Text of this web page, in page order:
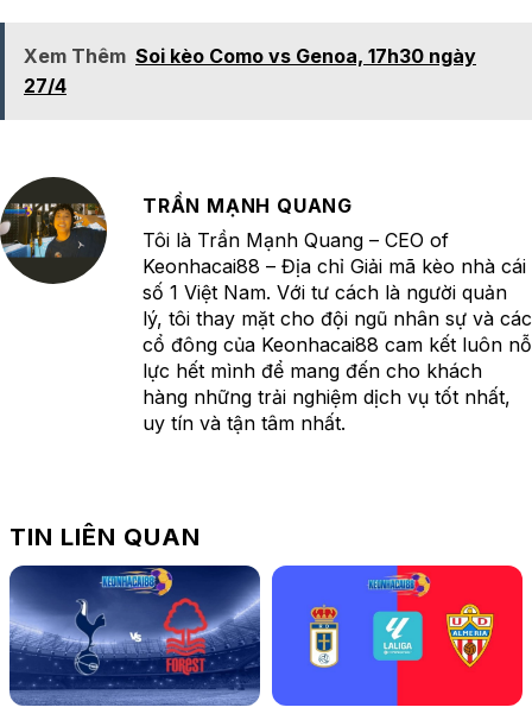
Xem Thêm Soi kèo Como vs Genoa, 17h30 ngày
27/4
TRẦN MẠNH QUANG
Tôi là Trần Mạnh Quang – CEO of
Keonhacai88 – Địa chỉ Giải mã kèo nhà cái
số 1 Việt Nam. Với tư cách là người quản
lý, tôi thay mặt cho đội ngũ nhân sự và các
cổ đông của Keonhacai88 cam kết luôn nỗ
lực hết mình để mang đến cho khách
hàng những trải nghiệm dịch vụ tốt nhất,
uy tín và tận tâm nhất.
TIN LIÊN QUAN